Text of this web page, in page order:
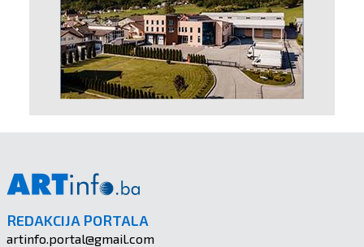
REDAKCIJA PORTALA
artinfo.portal@gmail.com